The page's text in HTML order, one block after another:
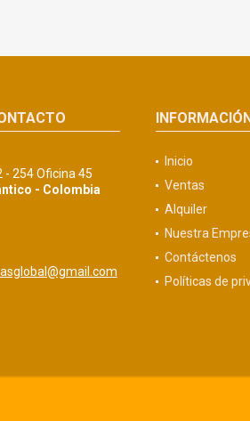
- 254 Oficina 45
- Colombia
Inicio
Ventas
Alquiler
Nuestra
Contáctenos
Políticas de